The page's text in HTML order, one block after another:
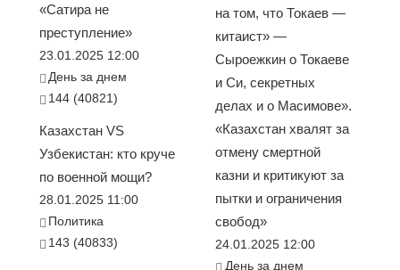
«Сатира не
преступление»
23.01.2025 12:00
День за днем
144 (40821)
Казахстан VS
Узбекистан: кто круче
по военной мощи?
28.01.2025 11:00
Политика
143 (40833)
на том, что Токаев —
китаист» —
Сыроежкин о Токаеве
и Си, секретных
делах и о Масимове».
«Казахстан хвалят за
отмену смертной
казни и критикуют за
пытки и ограничения
свобод»
24.01.2025 12:00
День за днем